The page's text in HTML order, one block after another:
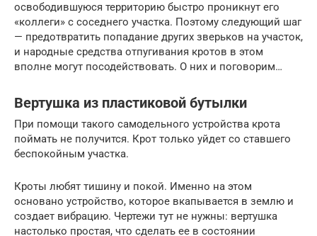
освободившуюся территорию быстро проникнут его
«коллеги» с соседнего участка. Поэтому следующий шаг
— предотвратить попадание других зверьков на участок,
и народные средства отпугивания кротов в этом
вполне могут посодействовать. О них и поговорим…
Вертушка из пластиковой бутылки
При помощи такого самодельного устройства крота
поймать не получится. Крот только уйдет со ставшего
беспокойным участка.
Кроты любят тишину и покой. Именно на этом
основано устройство, которое вкапывается в землю и
создает вибрацию. Чертежи тут не нужны: вертушка
настолько простая, что сделать ее в состоянии